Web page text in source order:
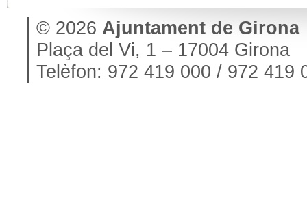
© 2026 Ajuntament de Girona
Plaça del Vi, 1 – 17004 Girona
Telèfon: 972 419 000 / 972 419